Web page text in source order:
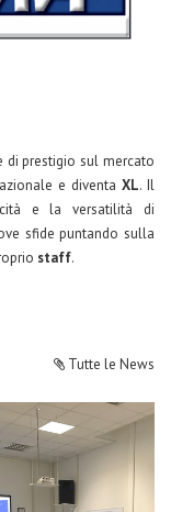
di prestigio sul mercato
e diventa XL. Il
e la versatilità di
sfide puntando sulla
staff.
Tutte le News